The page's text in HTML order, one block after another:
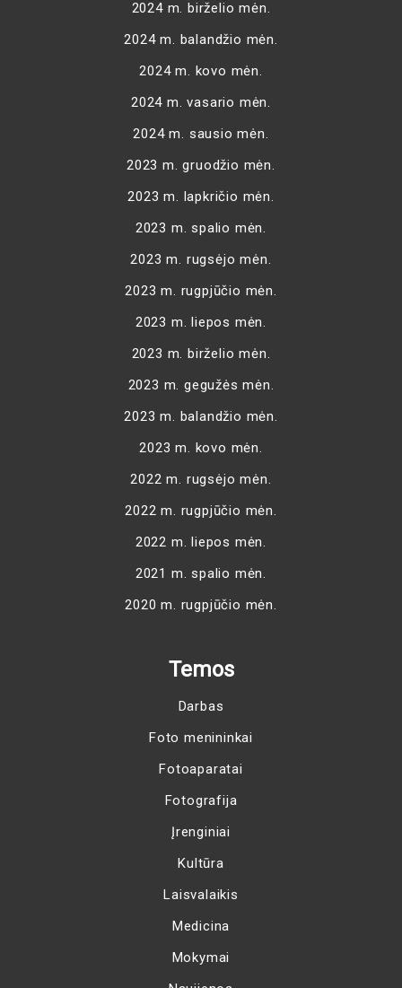
2024 m. birželio mėn.
2024 m. balandžio mėn.
2024 m. kovo mėn.
2024 m. vasario mėn.
2024 m. sausio mėn.
2023 m. gruodžio mėn.
2023 m. lapkričio mėn.
2023 m. spalio mėn.
2023 m. rugsėjo mėn.
2023 m. rugpjūčio mėn.
2023 m. liepos mėn.
2023 m. birželio mėn.
2023 m. gegužės mėn.
2023 m. balandžio mėn.
2023 m. kovo mėn.
2022 m. rugsėjo mėn.
2022 m. rugpjūčio mėn.
2022 m. liepos mėn.
2021 m. spalio mėn.
2020 m. rugpjūčio mėn.
Temos
Darbas
Foto menininkai
Fotoaparatai
Fotografija
Įrenginiai
Kultūra
Laisvalaikis
Medicina
Mokymai